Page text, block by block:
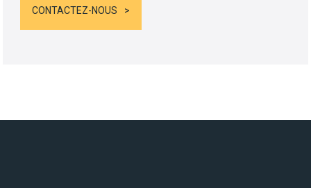
CONTACTEZ-NOUS